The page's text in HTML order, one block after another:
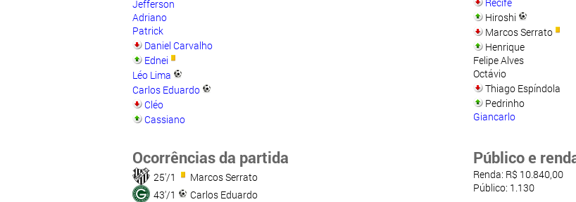
Jefferson
Adriano
Patrick
Daniel Carvalho
Ednei
Léo Lima
Carlos Eduardo
Cléo
Cassiano
Hiroshi
Marcos Serrato
Henrique
Felipe Alves
Octávio
Thiago Espíndola
Pedrinho
Giancarlo
Ocorrências da partida
25'/1
Marcos Serrato
43'/1
Carlos Eduardo
Público e
Renda: R$ 10.840,00
Público: 1.130